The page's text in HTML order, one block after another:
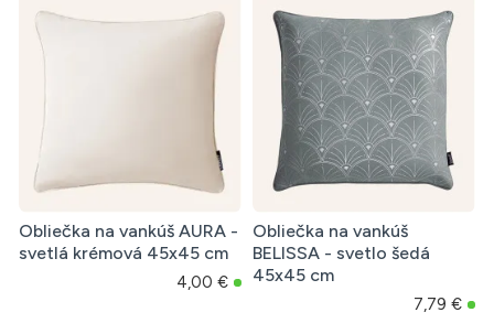
Obliečka na vankúš AURA -
svetlá krémová 45x45 cm
4,00 €
Obliečka na vankúš
BELISSA - svetlo šedá
45x45 cm
7,79 €